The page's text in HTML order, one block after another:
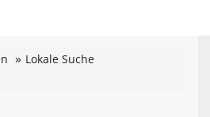
Lokale Suche